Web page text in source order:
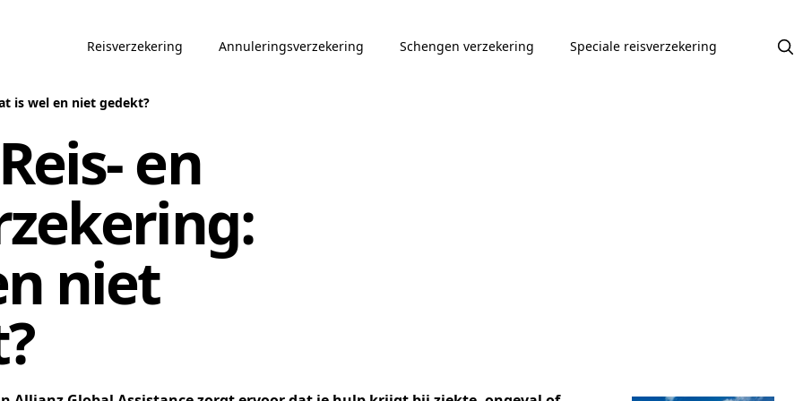
Reisverzekering Annuleringsverzekering Schengen verzekering Speciale reisverzekering
is wel en niet gedekt?
en
niet